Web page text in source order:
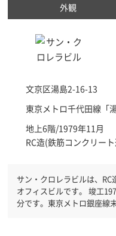
外観
文京区湯島2-16-13
東京メトロ千代田線「
地上6階/1979年11月
RC造(鉄筋コンクリー
サン・クロレラビルは、
オフィスビルです。 竣工1979年、東京メトロ千代田線湯島駅徒歩5
分です。東京メトロ銀座線